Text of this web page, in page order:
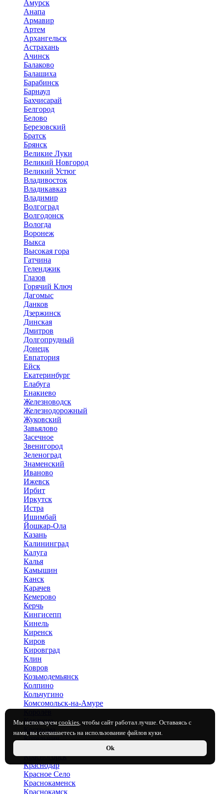
Мы используем cookies, чтобы сайт работал лучше. Оставаясь с
нами, вы соглашаетесь на использование файлов куки.
Ok
Амурск
Анапа
Армавир
Артем
Архангельск
Астрахань
Ачинск
Балаково
Балашиха
Барабинск
Барнаул
Бахчисарай
Белгород
Белово
Березовский
Братск
Брянск
Великие Луки
Великий Новгород
Великий Устюг
Владивосток
Владикавказ
Владимир
Волгоград
Волгодонск
Вологда
Воронеж
Выкса
Высокая гора
Гатчина
Геленджик
Глазов
Горячий Ключ
Дагомыс
Данков
Дзержинск
Динская
Дмитров
Долгопрудный
Донецк
Евпатория
Ейск
Екатеринбург
Елабуга
Енакиево
Железноводск
Железнодорожный
Жуковский
Завьялово
Засечное
Звенигород
Зеленоград
Знаменский
Иваново
Ижевск
Ирбит
Иркутск
Истра
Ишимбай
Йошкар-Ола
Казань
Калининград
Калуга
Калья
Камышин
Канск
Карачев
Кемерово
Керчь
Кингисепп
Кинель
Киренск
Киров
Кировград
Клин
Ковров
Козьмодемьянск
Колпино
Кольчугино
Комсомольск-на-Амуре
Коряжма
Кострома
Котельнич
Красногорск
Краснодар
Красное Село
Краснокаменск
Краснокамск